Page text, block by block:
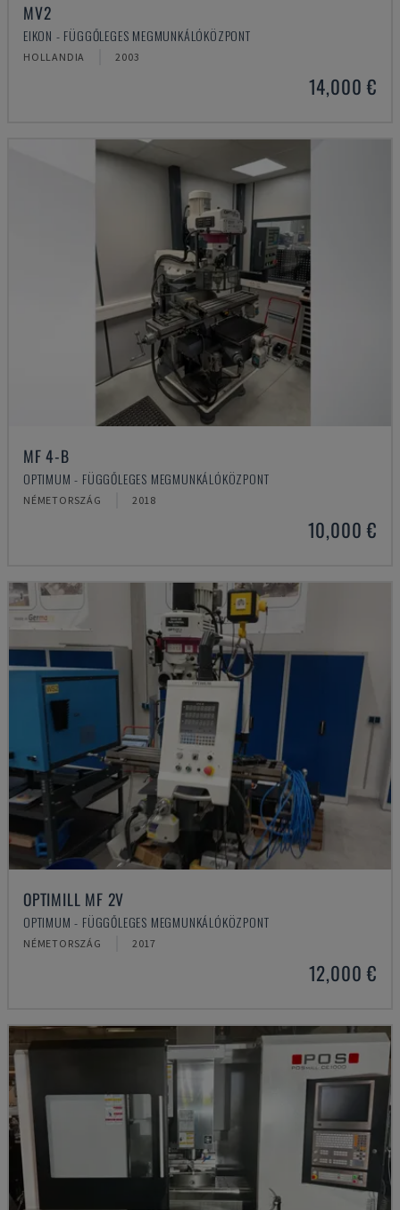
MV2
EIKON - FÜGGŐLEGES MEGMUNKÁLÓKÖZPONT
HOLLANDIA 2003
14,000 €
MF 4-B
OPTIMUM - FÜGGŐLEGES MEGMUNKÁLÓKÖZPONT
NÉMETORSZÁG 2018
10,000 €
OPTIMILL MF 2V
OPTIMUM - FÜGGŐLEGES MEGMUNKÁLÓKÖZPONT
NÉMETORSZÁG 2017
12,000 €